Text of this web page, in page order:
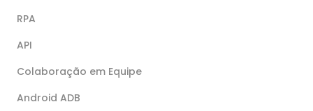
RPA
API
Colaboração em Equipe
Android ADB